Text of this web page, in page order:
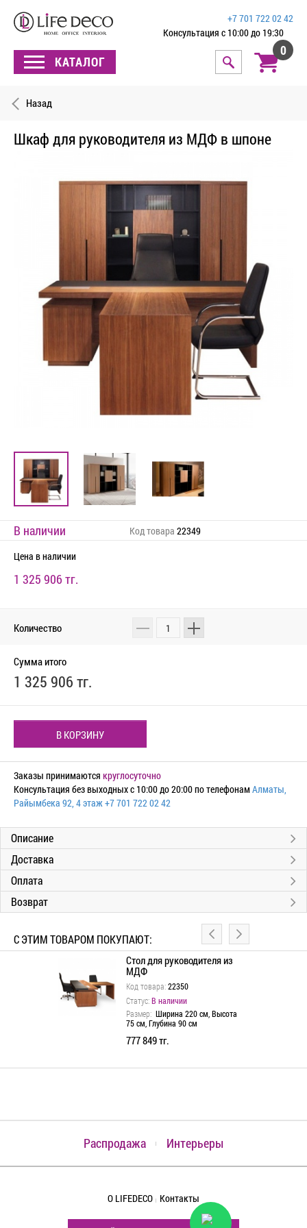
КАТАЛОГ
+7 701 722 02 42
Консультация с 10:00 до 19:30
0
Назад
Шкаф для руководителя из МДФ в шпоне
В наличии Код товара22349
Цена в наличии
1 325 906 тг.
Количество
Сумма итого
1 325 906 тг.
В КОРЗИНУ
Заказы принимаются круглосуточно
Консультация без выходных с 10:00 до 20:00 по телефонамАлматы,
Райымбека 92, 4 этаж+7 701 722 02 42
Описание
Доставка
Оплата
Возврат
С ЭТИМ ТОВАРОМ ПОКУПАЮТ:
Стол для руководителя из
МДФ
Код товара:22350
Статус:В наличии
Размер: Ширина 220 см, Высота
75 см, Глубина 90 см
777 849 тг.
Распродажа Интерьеры
О LIFEDECO Контакты